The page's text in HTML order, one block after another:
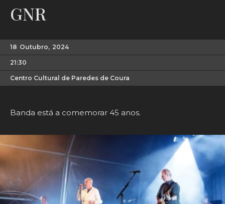
VALE DO MINHO
VILA PRAIA DE ÂNCORA
GNR
18 Outubro, 2024
21:30
Centro Cultural de Paredes de Coura
Banda está a comemorar 45 anos.